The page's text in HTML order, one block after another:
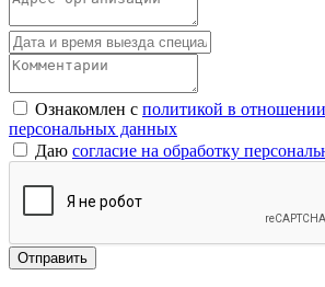
Ознакомлен с политикой в
персональных данных
Даю согласие на обработку